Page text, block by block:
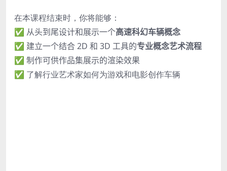
在本课程结束时，你将能够：
✅ 从头到尾设计和展示一个高速科幻车辆概念
✅ 建立一个结合 2D 和 3D 工具的专业概念艺术流程
✅ 制作可供作品集展示的渲染效果
✅ 了解行业艺术家如何为游戏和电影创作车辆